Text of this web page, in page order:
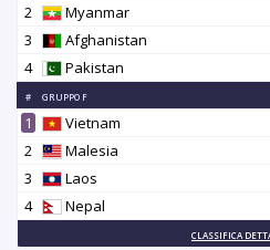
2
Myanmar
3
Afghanistan
4
Pakistan
# GRUPPO F
1 Vietnam
2
Malesia
3
Laos
4
Nepal
CLASSIFICA